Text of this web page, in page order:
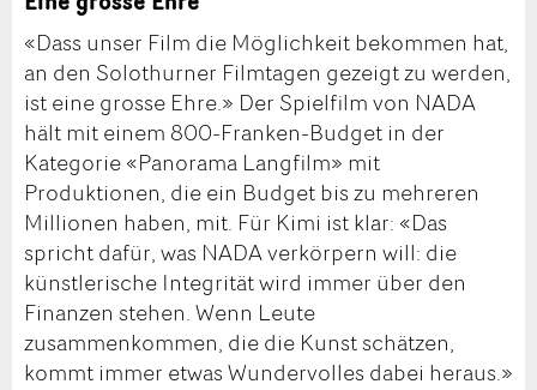
«Dass unser Film die Möglichkeit bekommen hat,
an den Solothurner Filmtagen gezeigt zu werden,
ist eine grosse Ehre.» Der Spielfilm von NADA
hält mit einem 800-Franken-Budget in der
Kategorie «Panorama Langfilm» mit
Produktionen, die ein Budget bis zu mehreren
Millionen haben, mit. Für Kimi ist klar: «Das
spricht dafür, was NADA verkörpern will: die
künstlerische Integrität wird immer über den
Finanzen stehen. Wenn Leute
zusammenkommen, die die Kunst schätzen,
kommt immer etwas Wundervolles dabei heraus.»